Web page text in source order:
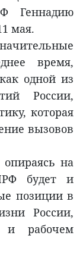
Геннадию
мая.
время,
одной из
России,
которая
вызовов
на
будет и
позиции в
России,
и рабочем